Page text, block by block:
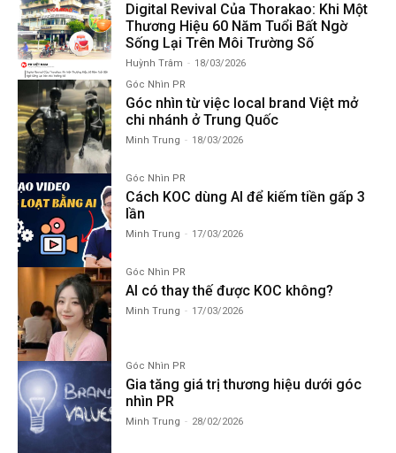
Digital Revival Của Thorakao: Khi Một
Thương Hiệu 60 Năm Tuổi Bất Ngờ
Sống Lại Trên Môi Trường Số
Huỳnh Trâm - 18/03/2026
Góc Nhìn PR
Góc nhìn từ việc local brand Việt mở
chi nhánh ở Trung Quốc
Minh Trung - 18/03/2026
Góc Nhìn PR
Cách KOC dùng AI để kiếm tiền gấp 3
lần
Minh Trung - 17/03/2026
Góc Nhìn PR
AI có thay thế được KOC không?
Minh Trung - 17/03/2026
Góc Nhìn PR
Gia tăng giá trị thương hiệu dưới góc
nhìn PR
Minh Trung - 28/02/2026